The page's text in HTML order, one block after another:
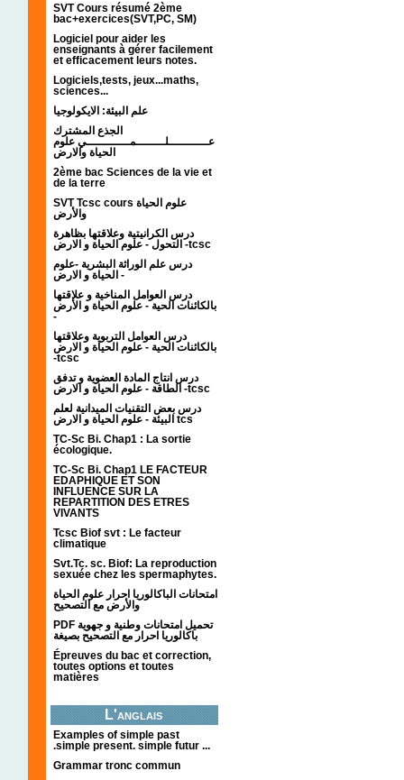
SVT Cours résumé 2ème
bac+exercices(SVT,PC, SM)
Logiciel pour aider les
enseignants à gérer facilement
et efficacement leurs notes.
Logiciels,tests, jeux...maths,
sciences...
علم البيئة: الايكولوجيا
الجذع المشترك
عـــــــــــلــــــــمــــــــــــي علوم
الحياة والارض
2ème bac Sciences de la vie et
de la terre
SVT Tcsc cours علوم الحياة
والأرض
درس الكرانيتية وعلاقتها بظاهرة
التحول - علوم الحياة و الارض -tcsc
درس علم الوراثة البشرية -علوم
الحياة و الارض -
درس العوامل المناخية و علاقتها
بالكائنات الحية - علوم الحياة و الأرض
-
درس العوامل التربوية وعلاقتها
بالكائنات الحية - علوم الحياة و الارض
-tcsc
درس انتاج المادة العضوية و تدفق
الطاقة - علوم الحياة و الارض -tcsc
درس بعض التقنيات الميدانية لعلم
البيئة - علوم الحياة و الارض tcs
TC-Sc Bi. Chap1 : La sortie
écologique.
TC-Sc Bi. Chap1 LE FACTEUR
EDAPHIQUE ET SON
INFLUENCE SUR LA
REPARTITION DES ETRES
VIVANTS
Tcsc Biof svt : Le facteur
climatique
Svt.Tc. sc. Biof: La reproduction
sexuée chez les spermaphytes.
امتحانات الباكالوريا احرار علوم الحياة
والأرض مع التصحيح
PDF تحميل امتحانات وطنية و جهوية
باكالوريا احرار مع التصحيح بصيغة
Épreuves du bac et correction,
toutes options et toutes
matières
L'anglais
Examples of simple past
.simple present. simple futur ...
Grammar tronc commun